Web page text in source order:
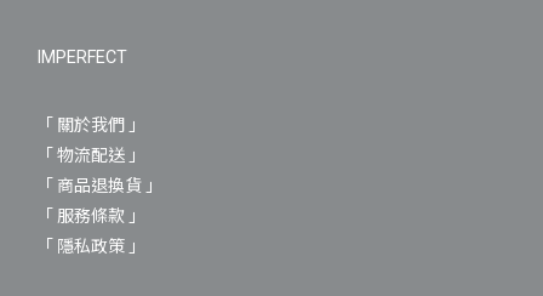
IMPERFECT
「 關於我們 」
「 物流配送 」
「 商品退換貨 」
「 服務條款 」
「 隱私政策 」